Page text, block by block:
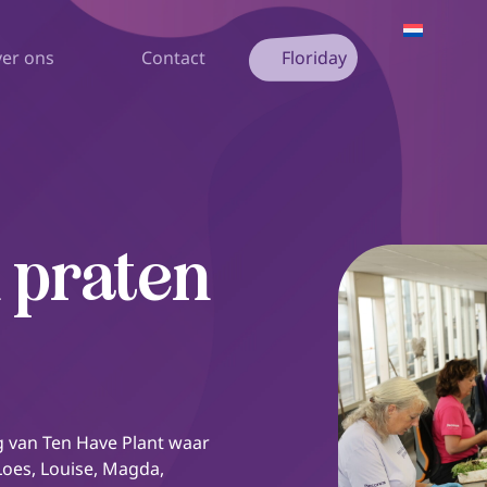
ons Contact Floriday
Ten Have Plant waar
Louise, Magda,